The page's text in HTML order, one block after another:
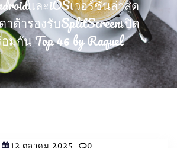
และiOSเวอร์ชันล่าสุด
าต้ารองรับSplitScreenเปิด
มกัน Top 46 by Raquel
12 ตุลาคม 2025 0